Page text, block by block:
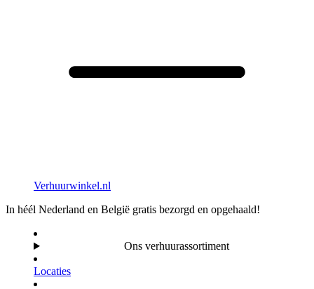
Verhuurwinkel.nl
In héél Nederland en België gratis bezorgd en opgehaald!
Ons verhuurassortiment
Locaties